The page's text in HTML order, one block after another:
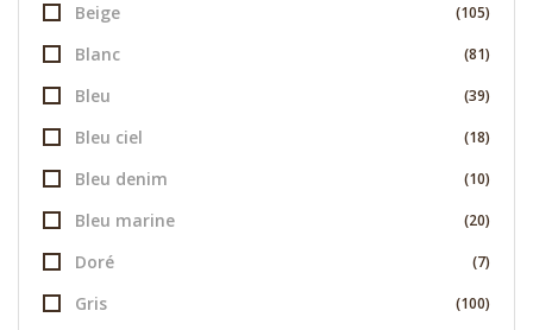
Beige (105)
Blanc (81)
Bleu (39)
Bleu ciel (18)
Bleu denim (10)
Bleu marine (20)
Doré (7)
Gris (100)